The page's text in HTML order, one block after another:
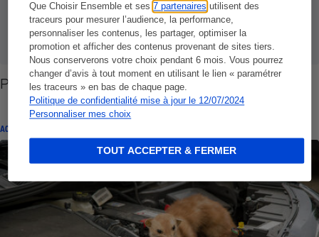
Que Choisir Ensemble et ses7 partenaires utilisent des
traceurs pour mesurer l’audience, la performance,
personnaliser les contenus, les partager, optimiser la
promotion et afficher des contenus provenant de sites tiers.
Nous conserverons votre choix pendant 6 mois. Vous pourrez
changer d’avis à tout moment en utilisant le lien « paramétrer
les traceurs » en bas de chaque page.
Politique de confidentialité mise à jour le 12/07/2024
Personnaliser mes choix
TOUT ACCEPTER & FERMER
Pannes auto - Des rongeurs sous le capot
ACTUALITÉ